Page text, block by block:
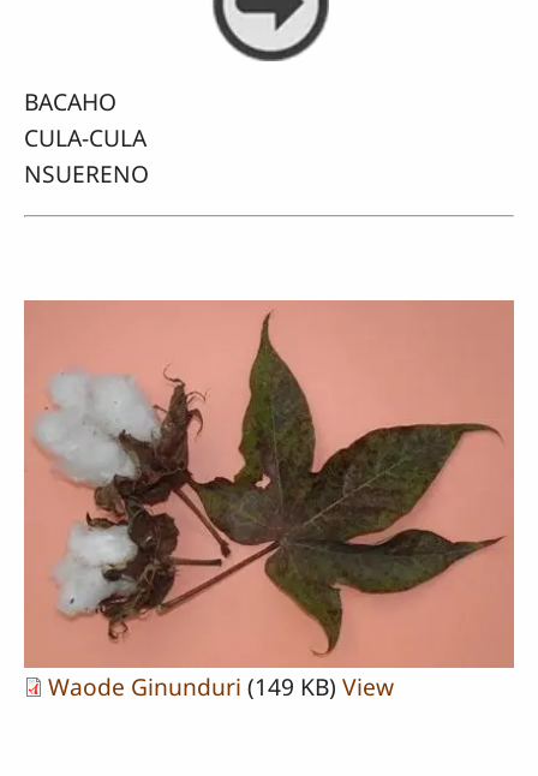
BACAHO
CULA-CULA
NSUERENO
Waode Ginunduri (149 KB) View